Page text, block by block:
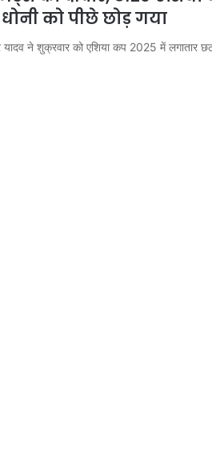
को पीछे छोड़ गया
यादव ने शुक्रवार को एशिया कप 2025 में लगातार